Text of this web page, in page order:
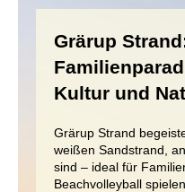
Grärup
Kultur und
Grärup Strand
weißen Sandstrand,
sind – ideal für
Beachvolleyball